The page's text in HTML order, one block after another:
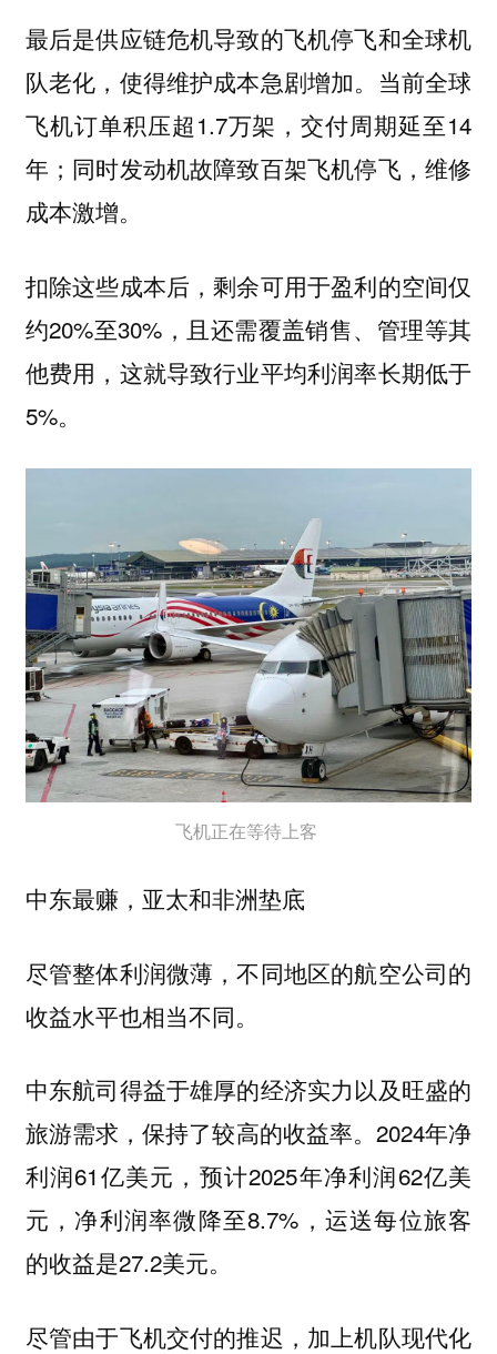
最后是供应链危机导致的飞机停飞和全球机
队老化，使得维护成本急剧增加。当前全球
飞机订单积压超1.7万架，交付周期延至14
年；同时发动机故障致百架飞机停飞，维修
成本激增。
扣除这些成本后，剩余可用于盈利的空间仅
约20%至30%，且还需覆盖销售、管理等其
他费用，这就导致行业平均利润率长期低于
5%。
飞机正在等待上客
中东最赚，亚太和非洲垫底
尽管整体利润微薄，不同地区的航空公司的
收益水平也相当不同。
中东航司得益于雄厚的经济实力以及旺盛的
旅游需求，保持了较高的收益率。2024年净
利润61亿美元，预计2025年净利润62亿美
元，净利润率微降至8.7%，运送每位旅客
的收益是27.2美元。
尽管由于飞机交付的推迟，加上机队现代化